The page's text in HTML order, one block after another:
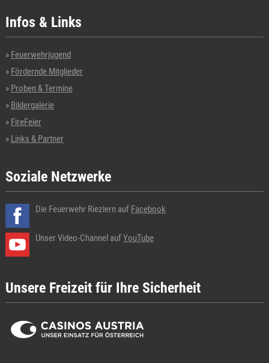
Infos & Links
Feuerwehrjugend
Fördernde Mitglieder
Proben & Termine
Bildergalerie
FireFeier
Links & Partner
Soziale Netzwerke
Die Feuerwehr Riezlern auf Facebook
Unser Video-Channel auf YouTube
Unsere Freizeit für Ihre Sicherheit